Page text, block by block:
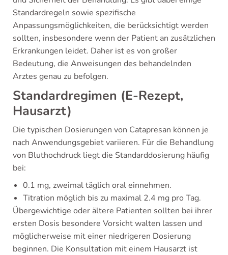
Standardregeln sowie spezifische
Anpassungsmöglichkeiten, die berücksichtigt werden
sollten, insbesondere wenn der Patient an zusätzlichen
Erkrankungen leidet. Daher ist es von großer
Bedeutung, die Anweisungen des behandelnden
Arztes genau zu befolgen.
Standardregimen (E-Rezept,
Hausarzt)
Die typischen Dosierungen von Catapresan können je
nach Anwendungsgebiet variieren. Für die Behandlung
von Bluthochdruck liegt die Standarddosierung häufig
bei:
0.1 mg, zweimal täglich oral einnehmen.
Titration möglich bis zu maximal 2.4 mg pro Tag.
Übergewichtige oder ältere Patienten sollten bei ihrer
ersten Dosis besondere Vorsicht walten lassen und
möglicherweise mit einer niedrigeren Dosierung
beginnen. Die Konsultation mit einem Hausarzt ist